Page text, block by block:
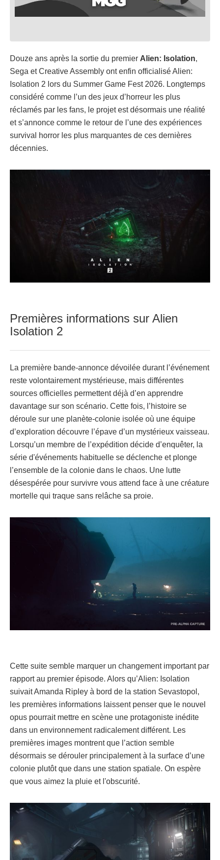
Douze ans après la sortie du premier Alien: Isolation,
Sega et Creative Assembly ont enfin officialisé Alien:
Isolation 2 lors du Summer Game Fest 2026. Longtemps
considéré comme l’un des jeux d’horreur les plus
réclamés par les fans, le projet est désormais une réalité
et s’annonce comme le retour de l’une des expériences
survival horror les plus marquantes de ces dernières
décennies.
Premières informations sur Alien
Isolation 2
La première bande-annonce dévoilée durant l’événement
reste volontairement mystérieuse, mais différentes
sources officielles permettent déjà d’en apprendre
davantage sur son scénario. Cette fois, l’histoire se
déroule sur une planète-colonie isolée où une équipe
d’exploration découvre l’épave d’un mystérieux vaisseau.
Lorsqu’un membre de l’expédition décide d’enquêter, la
série d'événements habituelle se déclenche et plonge
l’ensemble de la colonie dans le chaos. Une lutte
désespérée pour survivre vous attend face à une créature
mortelle qui traque sans relâche sa proie.
Cette suite semble marquer un changement important par
rapport au premier épisode. Alors qu’Alien: Isolation
suivait Amanda Ripley à bord de la station Sevastopol,
les premières informations laissent penser que le nouvel
opus pourrait mettre en scène une protagoniste inédite
dans un environnement radicalement différent. Les
premières images montrent que l’action semble
désormais se dérouler principalement à la surface d’une
colonie plutôt que dans une station spatiale. On espère
que vous aimez la pluie et l'obscurité.